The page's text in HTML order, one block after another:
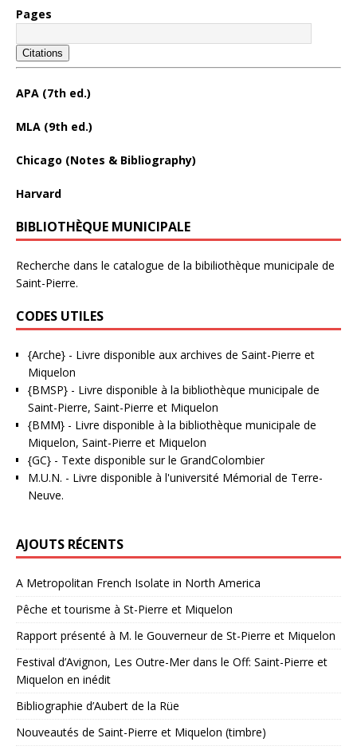
Pages
Citations
APA (7th ed.)
MLA (9th ed.)
Chicago (Notes & Bibliography)
Harvard
BIBLIOTHÈQUE MUNICIPALE
Recherche dans le catalogue de la bibiliothèque municipale de
Saint-Pierre.
CODES UTILES
{Arche} - Livre disponible aux archives de Saint-Pierre et
Miquelon
{BMSP} - Livre disponible à la bibliothèque municipale de
Saint-Pierre, Saint-Pierre et Miquelon
{BMM} - Livre disponible à la bibliothèque municipale de
Miquelon, Saint-Pierre et Miquelon
{GC} - Texte disponible sur le GrandColombier
M.U.N. - Livre disponible à l'université Mémorial de Terre-
Neuve.
AJOUTS RÉCENTS
A Metropolitan French Isolate in North America
Pêche et tourisme à St-Pierre et Miquelon
Rapport présenté à M. le Gouverneur de St-Pierre et Miquelon
Festival d’Avignon, Les Outre-Mer dans le Off: Saint-Pierre et
Miquelon en inédit
Bibliographie d’Aubert de la Rüe
Nouveautés de Saint-Pierre et Miquelon (timbre)